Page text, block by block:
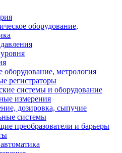
оборудование,
оборудование, метрология
регистраторы
системы и оборудование
измерения
дозировка, сыпучие
системы
преобразователи и барьеры